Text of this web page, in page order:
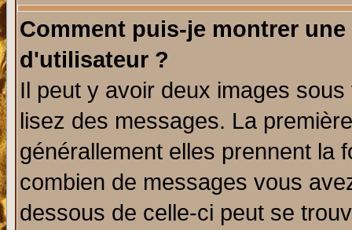
Comment puis-je montrer
d'utilisateur ?
Il peut y avoir deux images
lisez des messages. La
générallement elles prennent la
combien de messages vous
dessous de celle-ci peut se